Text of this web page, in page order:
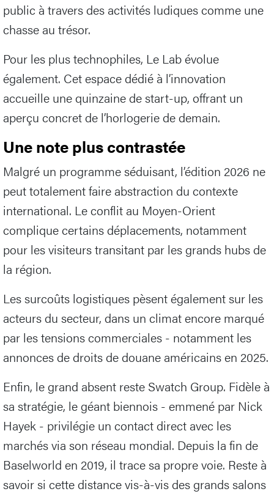
public à travers des activités ludiques comme une
chasse au trésor.
Pour les plus technophiles, Le Lab évolue
également. Cet espace dédié à l’innovation
accueille une quinzaine de start-up, offrant un
aperçu concret de l’horlogerie de demain.
Une note plus contrastée
Malgré un programme séduisant, l’édition 2026 ne
peut totalement faire abstraction du contexte
international. Le conflit au Moyen-Orient
complique certains déplacements, notamment
pour les visiteurs transitant par les grands hubs de
la région.
Les surcoûts logistiques pèsent également sur les
acteurs du secteur, dans un climat encore marqué
par les tensions commerciales - notamment les
annonces de droits de douane américains en 2025.
Enfin, le grand absent reste Swatch Group. Fidèle à
sa stratégie, le géant biennois - emmené par Nick
Hayek - privilégie un contact direct avec les
marchés via son réseau mondial. Depuis la fin de
Baselworld en 2019, il trace sa propre voie. Reste à
savoir si cette distance vis-à-vis des grands salons